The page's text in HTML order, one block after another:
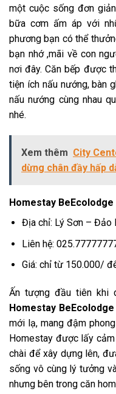
một cuộc sống đơn
bữa cơm ấm áp với
phương bạn có thể
bạn nhớ ,mãi về con
nơi đây. Căn bếp được
tiện ích nấu nướng, bàn
nấu nướng cùng nhau
nhé.
Xem thêm City
dừng chân đầy hấp
Homestay BeEcolodge
Địa chỉ: Lý Sơn – Đảo
Liên hệ:
Giá: chỉ từ 150.000/
Ấn tượng đầu tiên khi
Homestay BeEcolodge
mới lạ, mang đậm
Homestay được lấy
chài để xây dựng lên,
sống vô cùng lý tưởng
nhưng bên trong căn